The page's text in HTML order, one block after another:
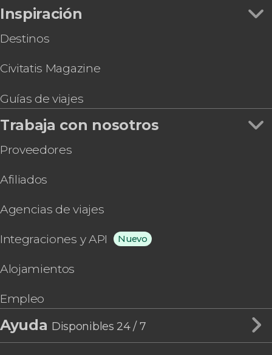
Inspiración
Destinos
Civitatis Magazine
Guías de viajes
Trabaja con nosotros
Proveedores
Afiliados
Agencias de viajes
Integraciones y API Nuevo
Alojamientos
Empleo
Ayuda Disponibles 24 / 7